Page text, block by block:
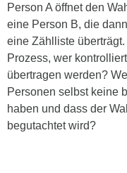
Person A öffnet den
eine Person B, die
eine Zählliste
Prozess, wer
übertragen werden?
Personen selbst keine
haben und dass der
begutachtet wird?